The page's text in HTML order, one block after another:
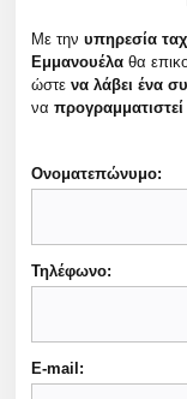
Με την υπηρεσία
Εμμανουέλα θα
ώστε να λάβει ένα
να
Ονοματεπώνυμο:
Τηλέφωνο:
E-mail: